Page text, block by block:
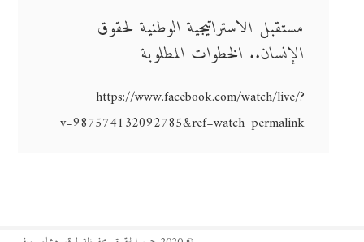
مستقبل الاستراتيجية الوطنية لحقوق
الإنسان.. الخطوات المطلوبة
https://www.facebook.com/watch/live/?
v=987574132092785&ref=watch_permalink